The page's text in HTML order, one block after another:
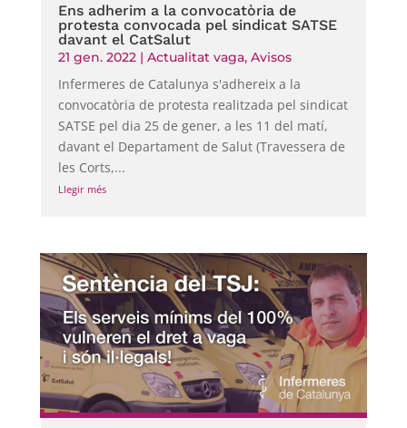
Ens adherim a la convocatòria de
protesta convocada pel sindicat SATSE
davant el CatSalut
21 gen. 2022| Actualitat vaga, Avisos
Infermeres de Catalunya s'adhereix a la
convocatòria de protesta realitzada pel sindicat
SATSE pel dia 25 de gener, a les 11 del matí,
davant el Departament de Salut (Travessera de
les Corts,...
Llegir més